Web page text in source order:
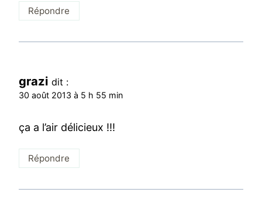
Répondre
grazi dit :
30 août 2013 à 5 h 55 min
ça a l’air délicieux !!!
Répondre